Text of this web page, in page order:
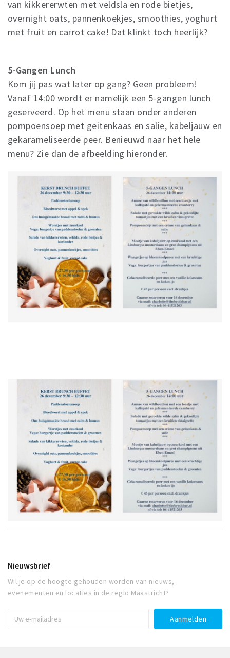
van kikkererwten met veldsla en rode bietjes,
overnight oats, pannenkoekjes, smoothies, yoghurt
met fruit en carrot cake! Dat klinkt toch heerlijk?
5-Gangen Lunch
Kom jij pas wat later op gang? Geen probleem!
Vanaf 14:00 wordt er namelijk een 5-gangen lunch
geserveerd. Op het menu staan onder anderen
pompoensoep met geitenkaas en salie, kabeljauw en
gekarameliseerde peer. Benieuwd naar het hele
menu? Zie dan de afbeelding hieronder.
Nieuwsbrief
Wil je op de hoogte gehouden worden van nieuws,
evenementen en locaties in de regio Maastricht?